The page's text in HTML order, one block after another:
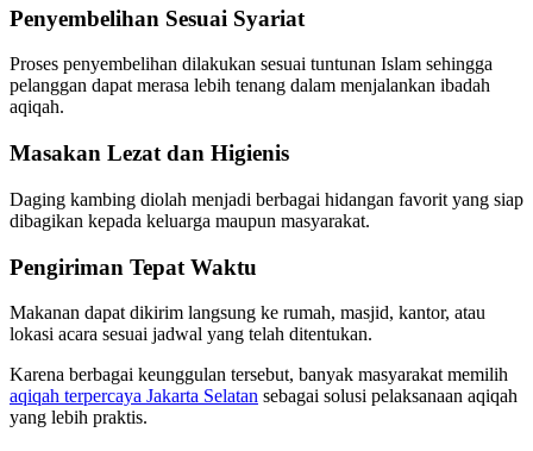
Penyembelihan Sesuai Syariat
Proses penyembelihan dilakukan sesuai tuntunan Islam sehingga
pelanggan dapat merasa lebih tenang dalam menjalankan ibadah
aqiqah.
Masakan Lezat dan Higienis
Daging kambing diolah menjadi berbagai hidangan favorit yang siap
dibagikan kepada keluarga maupun masyarakat.
Pengiriman Tepat Waktu
Makanan dapat dikirim langsung ke rumah, masjid, kantor, atau
lokasi acara sesuai jadwal yang telah ditentukan.
Karena berbagai keunggulan tersebut, banyak masyarakat memilih
aqiqah terpercaya Jakarta Selatan sebagai solusi pelaksanaan aqiqah
yang lebih praktis.